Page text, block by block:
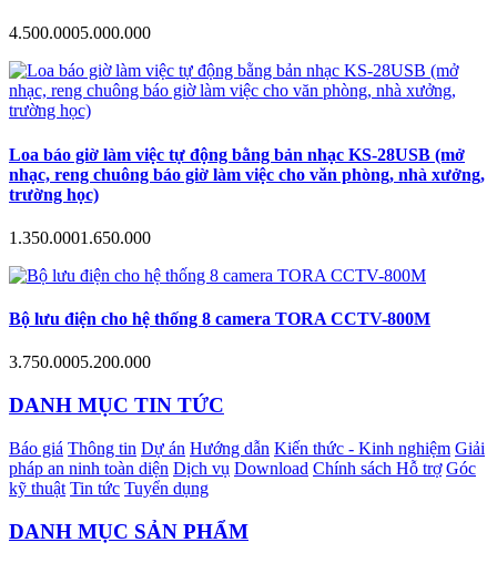
4.500.0005.000.000
Loa báo giờ làm việc tự động bằng bản nhạc KS-28USB (mở
nhạc, reng chuông báo giờ làm việc cho văn phòng, nhà xưởng,
trường học)
1.350.0001.650.000
Bộ lưu điện cho hệ thống 8 camera TORA CCTV-800M
3.750.0005.200.000
DANH MỤC TIN TỨC
Báo giá Thông tin Dự án Hướng dẫn Kiến thức - Kinh nghiệm Giải
pháp an ninh toàn diện Dịch vụ Download Chính sách Hỗ trợ Góc
kỹ thuật Tin tức Tuyển dụng
DANH MỤC SẢN PHẨM